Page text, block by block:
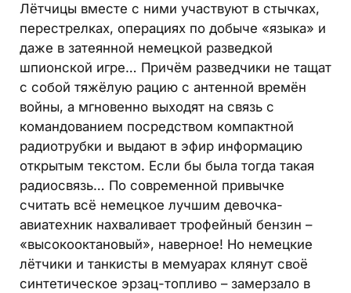
Лётчицы вместе с ними участвуют в стычках,
перестрелках, операциях по добыче «языка» и
даже в затеянной немецкой разведкой
шпионской игре… Причём разведчики не тащат
с собой тяжёлую рацию с антенной времён
войны, а мгновенно выходят на связь с
командованием посредством компактной
радиотрубки и выдают в эфир информацию
открытым текстом. Если бы была тогда такая
радиосвязь… По современной привычке
считать всё немецкое лучшим девочка-
авиатехник нахваливает трофейный бензин –
«высокооктановый», наверное! Но немецкие
лётчики и танкисты в мемуарах клянут своё
синтетическое эрзац-топливо – замерзало в